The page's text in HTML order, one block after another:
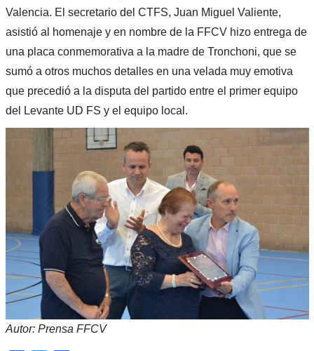
Valencia. El secretario del CTFS, Juan Miguel Valiente,
asistió al homenaje y en nombre de la FFCV hizo entrega de
una placa conmemorativa a la madre de Tronchoni, que se
sumó a otros muchos detalles en una velada muy emotiva
que precedió a la disputa del partido entre el primer equipo
del Levante UD FS y el equipo local.
Autor: Prensa FFCV